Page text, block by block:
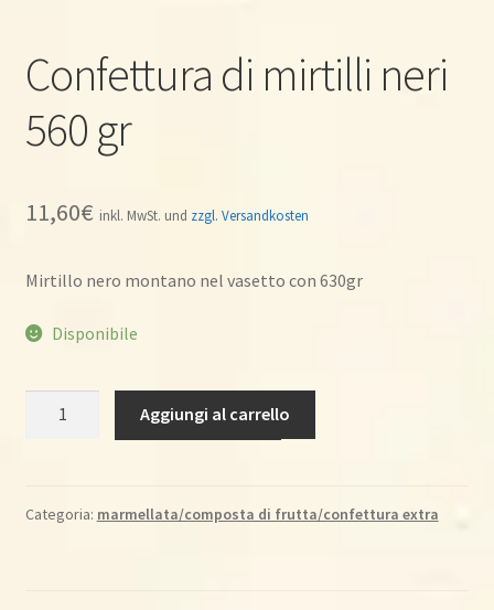
Confettura di mirtilli neri
560 gr
11,60€ inkl. MwSt. und zzgl. Versandkosten
Mirtillo nero montano nel vasetto con 630gr
Disponibile
560
Aggiungi al carrello
Categoria: marmellata/composta di frutta/confettura extra